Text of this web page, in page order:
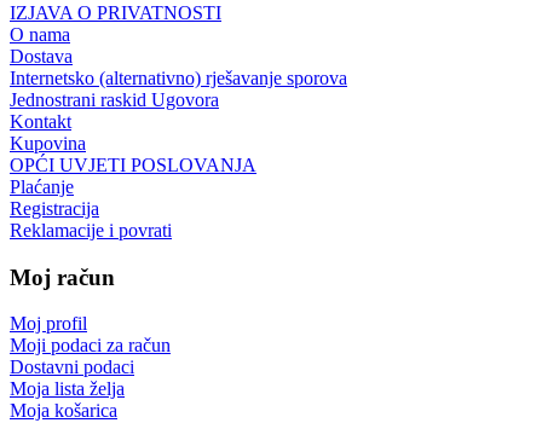
IZJAVA O PRIVATNOSTI
O nama
Dostava
Internetsko (alternativno) rješavanje sporova
Jednostrani raskid Ugovora
Kontakt
Kupovina
OPĆI UVJETI POSLOVANJA
Plaćanje
Registracija
Reklamacije i povrati
Moj račun
Moj profil
Moji podaci za račun
Dostavni podaci
Moja lista želja
Moja košarica